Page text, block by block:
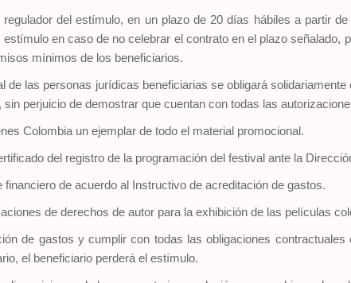
del estímulo, en un plazo de 20 días hábiles a partir
en caso de no celebrar el contrato en el plazo señalado,
mínimos de los beneficiarios.
de las personas jurídicas beneficiarias se obligará
perjuicio de demostrar que cuentan con todas las
Colombia un ejemplar de todo el material promocional.
del registro de la programación del festival ante la
financiero de acuerdo al Instructivo de acreditación de gastos.
de derechos de autor para la exhibición de las películas
de gastos y cumplir con todas las obligaciones
el beneficiario perderá el estímulo.